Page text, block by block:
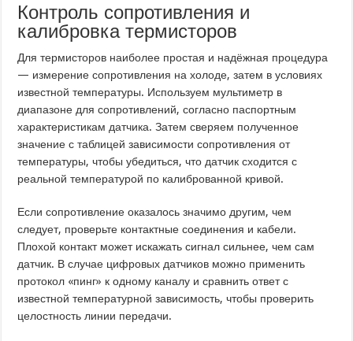
Контроль сопротивления и
калибровка термисторов
Для термисторов наиболее простая и надёжная процедура
— измерение сопротивления на холоде, затем в условиях
известной температуры. Используем мультиметр в
диапазоне для сопротивлений, согласно паспортным
характеристикам датчика. Затем сверяем полученное
значение с таблицей зависимости сопротивления от
температуры, чтобы убедиться, что датчик сходится с
реальной температурой по калиброванной кривой.
Если сопротивление оказалось значимо другим, чем
следует, проверьте контактные соединения и кабели.
Плохой контакт может искажать сигнал сильнее, чем сам
датчик. В случае цифровых датчиков можно применить
протокол «пинг» к одному каналу и сравнить ответ с
известной температурной зависимость, чтобы проверить
целостность линии передачи.